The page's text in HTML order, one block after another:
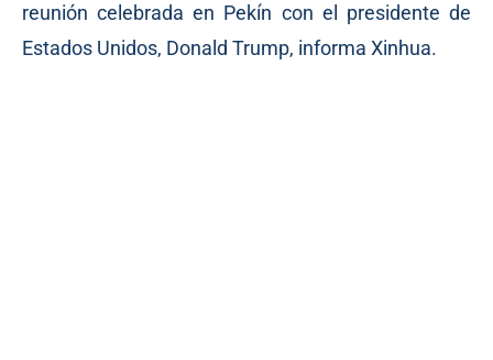
reunión celebrada en Pekín con el presidente de
Estados Unidos, Donald Trump, informa Xinhua.